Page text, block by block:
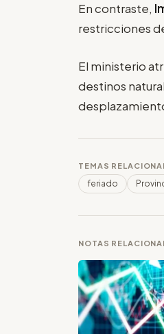
En contraste,
restricciones
El ministerio
destinos
TEMAS
feriado
NOTAS